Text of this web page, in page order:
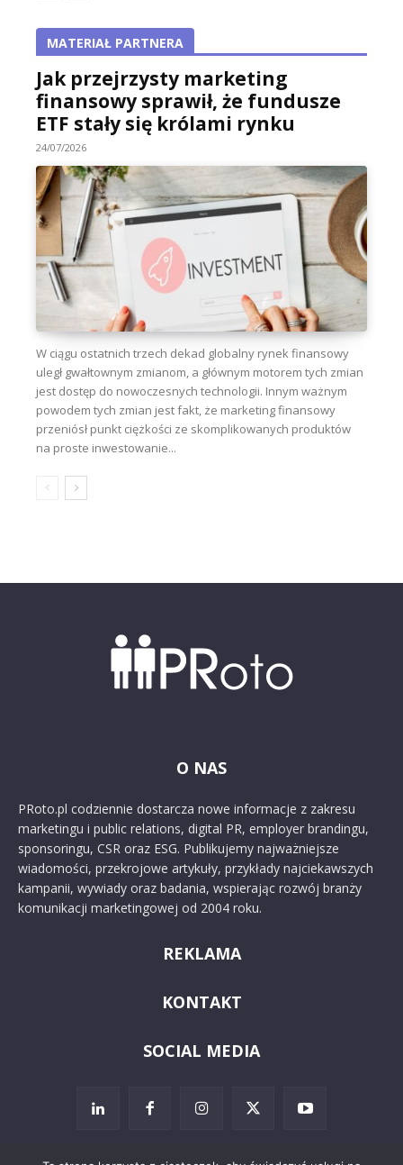
MATERIAŁ PARTNERA
Jak przejrzysty marketing
finansowy sprawił, że fundusze
ETF stały się królami rynku
24/07/2026
W ciągu ostatnich trzech dekad globalny rynek finansowy
uległ gwałtownym zmianom, a głównym motorem tych zmian
jest dostęp do nowoczesnych technologii. Innym ważnym
powodem tych zmian jest fakt, że marketing finansowy
przeniósł punkt ciężkości ze skomplikowanych produktów
na proste inwestowanie...
O NAS
PRoto.pl codziennie dostarcza nowe informacje z zakresu
marketingu i public relations, digital PR, employer brandingu,
sponsoringu, CSR oraz ESG. Publikujemy najważniejsze
wiadomości, przekrojowe artykuły, przykłady najciekawszych
kampanii, wywiady oraz badania, wspierając rozwój branży
komunikacji marketingowej od 2004 roku.
REKLAMA
KONTAKT
SOCIAL MEDIA